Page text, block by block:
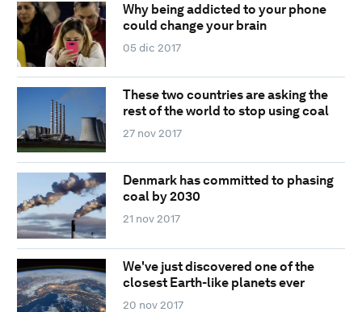
Why being addicted to your phone
could change your brain
05 dic 2017
These two countries are asking the
rest of the world to stop using coal
27 nov 2017
Denmark has committed to phasing
coal by 2030
21 nov 2017
We've just discovered one of the
closest Earth-like planets ever
20 nov 2017